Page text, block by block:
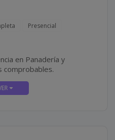
Presencial
en Panadería y
comprobables.